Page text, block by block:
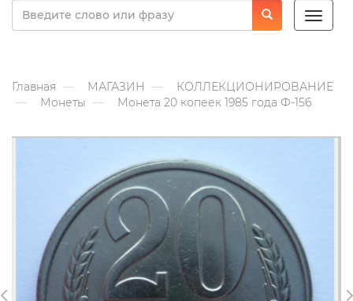
Toggle
Главная МАГАЗИН
КОЛЛЕКЦИОНИРОВАНИЕ
Монеты
Монета 20 копеек 1985 года Ф-156